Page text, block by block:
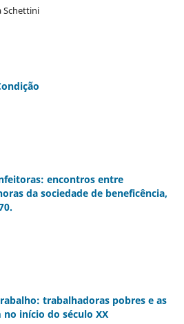
Schettini
encontros entre
da sociedade de beneficência,
trabalhadoras pobres e as
início do século XX